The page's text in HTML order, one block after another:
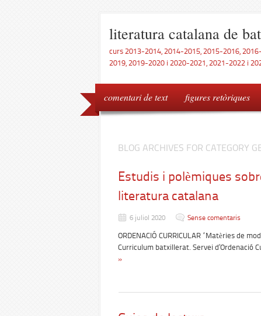
literatura catalana de
curs 2013-2014, 2014-2015, 2015-2016,
2019, 2019-2020 i 2020-2021, 2021-2022 i
comentari de text figures retòriques
BLOG ARCHIVES FOR CATEGORY
Estudis i polèmiques
literatura catalana
6 juliol 2020 Sense comentaris
ORDENACIÓ CURRICULAR “Matèries de
Curriculum batxillerat. Servei d’Ordenació
»